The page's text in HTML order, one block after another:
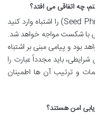
چه اتفاقی می افتد؟
اگر حتی یکی از کلمات عبارت بازیابی (Seed Phrase) را اشتباه وارد کنید
با شکست مواجه خواهد شد.
بود و پیامی مبنی بر اشتباه
باید مجدداً عبارت را
و ترتیب آن ها اطمینان
امن هستند؟